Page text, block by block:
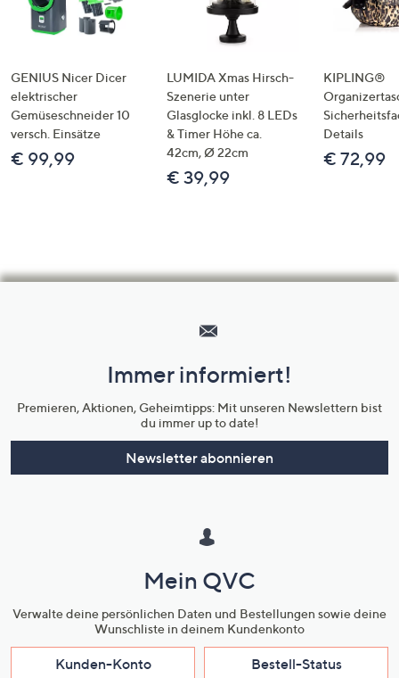
GENIUS Nicer Dicer
elektrischer
Gemüseschneider 10
versch. Einsätze
€ 99,99
LUMIDA Xmas Hirsch-
Szenerie unter
Glasglocke inkl. 8 LEDs
& Timer Höhe ca.
42cm, Ø 22cm
€ 39,99
KIPLING®
Details
€ 72,99
Unternehmensinformationen
Immer informiert!
Premieren, Aktionen, Geheimtipps: Mit unseren Newslettern bist
du immer up to date!
Newsletter abonnieren
Mein QVC
Verwalte deine persönlichen Daten und Bestellungen sowie deine
Wunschliste in deinem Kundenkonto
Kunden-Konto Bestell-Status